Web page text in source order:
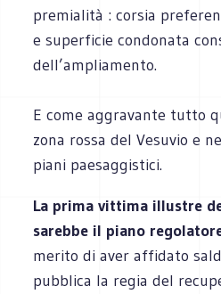
premialità : corsia
e superficie condonata
dell’ampliamento.
E come aggravante tutto
zona rossa del Vesuvio e
piani paesaggistici.
La prima vittima illustre
sarebbe il piano
merito di aver affidato
pubblica la regia del